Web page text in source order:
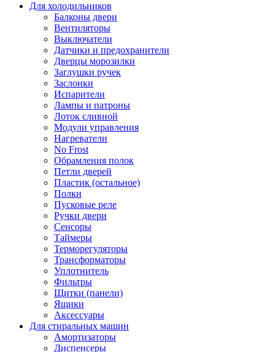
Для холодильников
Балконы двери
Вентиляторы
Выключатели
Датчики и предохранители
Дверцы морозилки
Заглушки ручек
Заслонки
Испарители
Лампы и патроны
Лоток сливной
Модули управления
Нагреватели
No Frost
Обрамления полок
Петли дверей
Пластик (остальное)
Полки
Пусковые реле
Ручки двери
Сенсоры
Таймеры
Терморегуляторы
Трансформаторы
Уплотнитель
Фильтры
Щитки (панели)
Ящики
Аксессуары
Для стиральных машин
Амортизаторы
Диспенсеры